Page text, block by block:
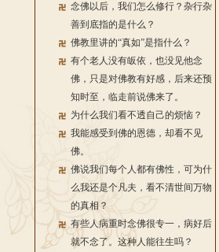
念佛以后，我们怎么修行？杂行杂
善到底指的是什么？
佛教里讲的“真如”是指什么？
有个老人没有皈依，也没见他念
佛，只是对佛教有好感，后来还预
知时至，临走前说佛来了。
为什么我们看不透自己的烦恼？
我能感受到佛的恩德，却看不见
佛。
佛说我们每个人都有佛性，可为什
么我还是个凡夫，看不清世间万物
的真相？
有些人病重时念佛很专一，病好后
就不念了。这种人能往生吗？